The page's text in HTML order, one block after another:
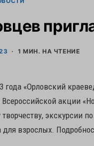
1 МИН. НА ЧТЕНИЕ
года «Орловский
Всероссийской акции
творчеству, экскурсии
для взрослых.